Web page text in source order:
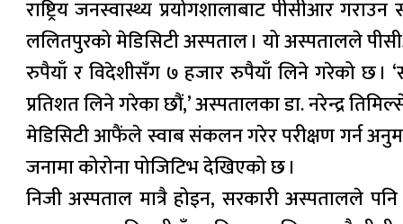
राष्ट्रिय जनस्वास्थ्य प्रयोगशालाबाट पीसीआर
ललितपुरको मेडिसिटी अस्पताल । यो अस्पतालले
रुपैयाँ र विदेशीसँग ७ हजार रुपैयाँ लिने गरेको छ ।
प्रतिशत लिने गरेका छौं,’ अस्पतालका डा. नरेन्द्र
मेडिसिटी आफैंले स्वाब संकलन गरेर परीक्षण गर्न
जनामा कोरोना पोजिटिभ देखिएको छ ।
निजी अस्पताल मात्रै होइन, सरकारी अस्पतालले